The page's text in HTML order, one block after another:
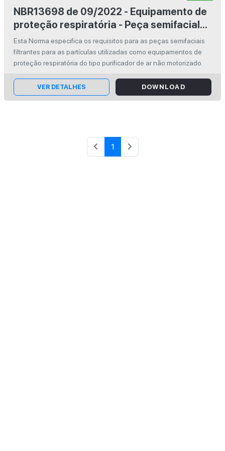
NBR13698 de 09/2022 - Equipamento de
proteção respiratória - Peça semifacial
filtrante para partículas
Esta Norma especifica os requisitos para as peças semifaciais
filtrantes para as partículas utilizadas como equipamentos de
proteção respiratória do tipo purificador de ar não motorizado.
VER DETALHES DOWNLOAD
1